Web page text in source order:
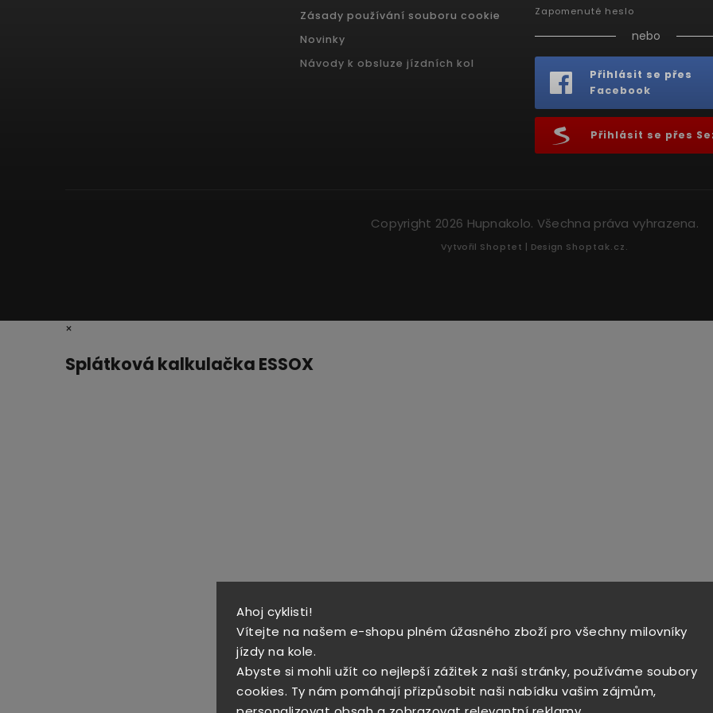
Ahoj cyklisti!
Vítejte na našem e-shopu plném úžasného zboží pro všechny milovníky
jízdy na kole.
Abyste si mohli užít co nejlepší zážitek z naší stránky, používáme soubory
cookies. Ty nám pomáhají přizpůsobit naši nabídku vašim zájmům,
Zásady používání souboru cookie
Novinky
Návody k obsluze jízdních kol
Zapomenuté heslo
nebo
Přihlásit se přes
Facebook
Přihlásit se přes
Copyright 2026 Hupnakolo. Všechna práva vyhrazena.
Vytvořil Shoptet | Design Shoptak.cz.
×
Splátková kalkulačka ESSOX